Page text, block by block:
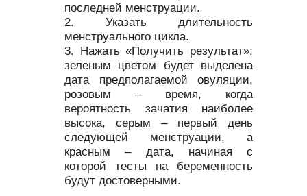
последней менструации.
Указать длительность
менструального цикла.
Нажать «Получить результат»:
зеленым цветом будет выделена
дата предполагаемой овуляции,
розовым – время, когда
вероятность зачатия наиболее
высока, серым – первый день
следующей менструации, а
красным – дата, начиная с
которой тесты на беременность
будут достоверными.